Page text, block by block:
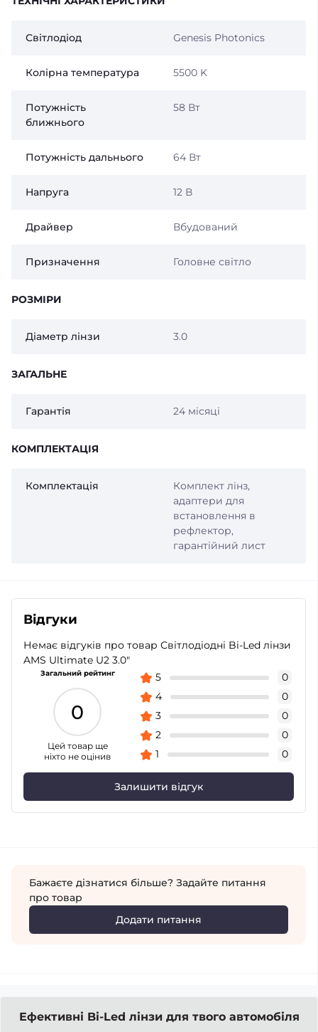
Світлодіод Genesis Photonics
Колірна температура 5500 K
Потужність
ближнього
58 Вт
Потужність дальнього 64 Вт
Напруга 12 В
Драйвер Вбудований
Призначення Головне світло
РОЗМІРИ
Діаметр лінзи 3.0
ЗАГАЛЬНЕ
Гарантія 24 місяці
КОМПЛЕКТАЦІЯ
Комплектація
Комплект лінз,
адаптери для
встановлення в
рефлектор,
гарантійний лист
Відгуки
Немає відгуків про товар Світлодіодні Bi-Led лінзи
AMS Ultimate U2 3.0"
Загальний рейтинг
0
Цей товар ще
ніхто не оцінив
5
0
4
0
3
0
2
0
1
0
Залишити відгук
Бажаєте дізнатися більше? Задайте питання
про товар
Додати питання
Ефективні Bi-Led лінзи для твого автомобіля